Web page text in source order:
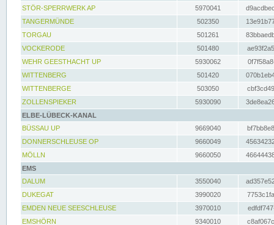
STÖR-SPERRWERK AP 5970041
TANGERMÜNDE
502350
TORGAU
501261
VOCKERODE
501480
WEHR GEESTHACHT UP
5930062
WITTENBERG
501420
WITTENBERGE
503050
ZOLLENSPIEKER
5930090
ELBE-LÜBECK-KANAL
BÜSSAU UP
9669040
DONNERSCHLEUSE OP
9660049
MÖLLN
9660050
EMS
DALUM
3550040
DUKEGAT
3990020
EMDEN NEUE SEESCHLEUSE
3970010
EMSHÖRN
9340010